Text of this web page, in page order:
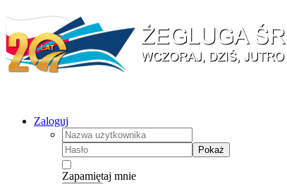
Zaloguj
Pokaż
Zapamiętaj mnie